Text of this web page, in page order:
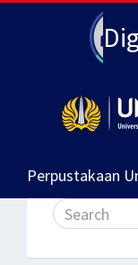
Perpustakaan